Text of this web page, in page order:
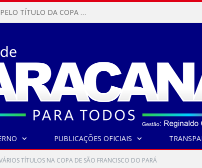
MARACANÃ SAI NA FRENTE NA DISPUTA PELO TÍTULO DA COPA PARÁ SUB-17!
PUBLICAÇÕES OFICIAIS
TÍTULOS NA COPA DE SÃO FRANCISCO DO PARÁ